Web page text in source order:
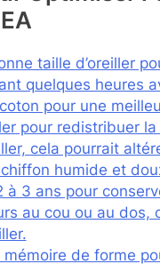
taille d’oreiller
quelques heures
pour une
pour redistribuer
cela pourrait
humide et
à 3 ans pour
au cou ou au
de forme